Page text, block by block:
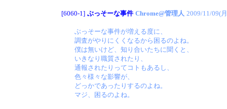
[6060-1] ぶっそーな事件 Chrome@管理人 2009/11/09(
ぶっそーな事件が増える度に、
調査がやりにくくなるから困るのよね。
僕は無いけど、知り合いたちに聞くと、
いきなり職質されたり、
通報されたりってコトもあるし、
色々様々な影響が、
どっかであったりするのよね。
マジ、困るのよね。